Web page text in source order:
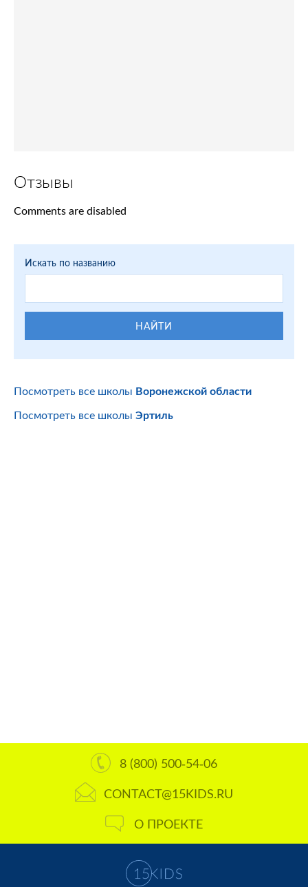
Отзывы
Comments are disabled
Искать по названию
НАЙТИ
Посмотреть все школы Воронежской области
Посмотреть все школы Эртиль
8 (800) 500-54-06
CONTACT@15KIDS.RU
О ПРОЕКТЕ